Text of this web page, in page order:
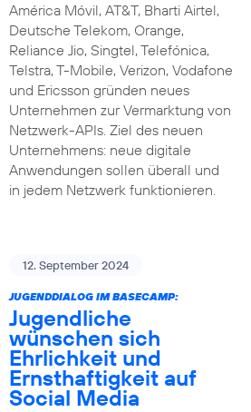
América Móvil, AT&T, Bharti Airtel,
Deutsche Telekom, Orange,
Reliance Jio, Singtel, Telefónica,
Telstra, T-Mobile, Verizon, Vodafone
und Ericsson gründen neues
Unternehmen zur Vermarktung von
Netzwerk-APIs. Ziel des neuen
Unternehmens: neue digitale
Anwendungen sollen überall und
in jedem Netzwerk funktionieren.
12. September 2024
JUGENDDIALOG IM BASECAMP:
Jugendliche
wünschen sich
Ehrlichkeit und
Ernsthaftigkeit auf
Social Media